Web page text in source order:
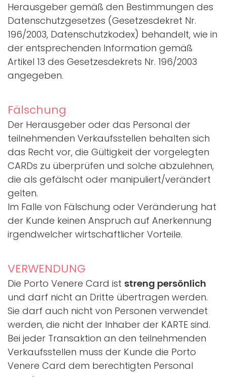
Herausgeber gemäß den Bestimmungen des
Datenschutzgesetzes (Gesetzesdekret Nr.
196/2003, Datenschutzkodex) behandelt, wie in
der entsprechenden Information gemäß
Artikel 13 des Gesetzesdekrets Nr. 196/2003
angegeben.
Fälschung
Der Herausgeber oder das Personal der
teilnehmenden Verkaufsstellen behalten sich
das Recht vor, die Gültigkeit der vorgelegten
CARDs zu überprüfen und solche abzulehnen,
die als gefälscht oder manipuliert/verändert
gelten.
Im Falle von Fälschung oder Veränderung hat
der Kunde keinen Anspruch auf Anerkennung
irgendwelcher wirtschaftlicher Vorteile.
VERWENDUNG
Die Porto Venere Card ist streng persönlich
und darf nicht an Dritte übertragen werden.
Sie darf auch nicht von Personen verwendet
werden, die nicht der Inhaber der KARTE sind.
Bei jeder Transaktion an den teilnehmenden
Verkaufsstellen muss der Kunde die Porto
Venere Card dem berechtigten Personal